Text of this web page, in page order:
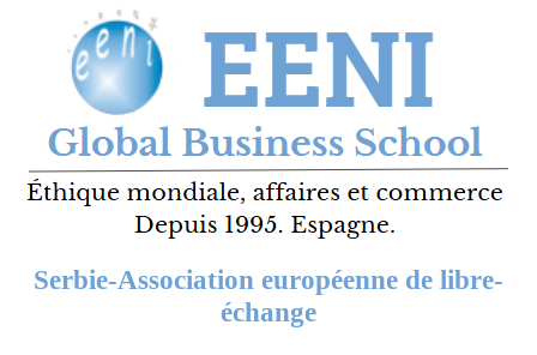
Serbie-Association européenne de libre-
échange